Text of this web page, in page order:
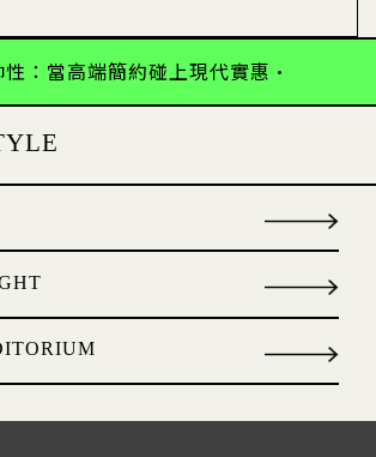
：當高端簡約碰上現代實惠•